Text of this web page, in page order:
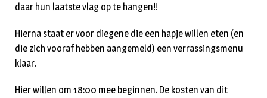
daar hun laatste vlag op te hangen!!
Hierna staat er voor diegene die een hapje willen eten (en
die zich vooraf hebben aangemeld) een verrassingsmenu
klaar.
Hier willen om 18:00 mee beginnen. De kosten van dit